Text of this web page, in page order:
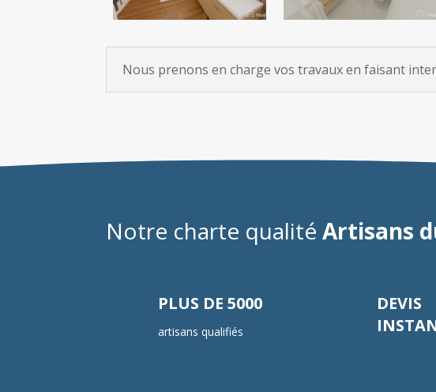
Nous prenons en charge vos travaux en faisant
Notre charte qualitéArtisans
PLUS DE 5000
artisans qualifiés
DEVIS